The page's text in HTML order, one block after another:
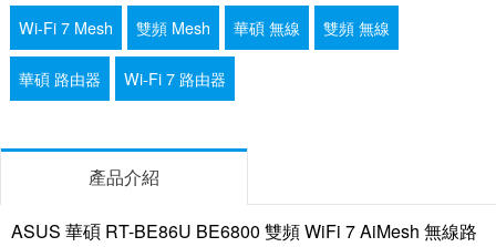
Wi-Fi 7 Mesh 雙頻 Mesh 華碩 無線 雙頻 無線
華碩 路由器 Wi-Fi 7 路由器
產品介紹
ASUS 華碩 RT-BE86U BE6800 雙頻 WiFi 7 AiMesh 無線路